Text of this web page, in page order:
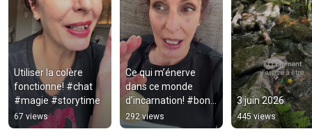
Utiliser la colère
fonctionne! #chat
#magie #storytime
67 views
Ce qui m’énerve
dans ce monde
d’incarnation! #bon
#mal #incarnations
#experiment
292 views
3 juin 2026
445 views